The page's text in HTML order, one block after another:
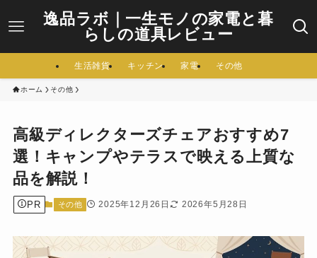
逸品ラボ｜一生モノの家電と暮
らしの道具レビュー
生活雑貨 キッチン 家電 その他
ホーム その他
高級ディレクターズチェアおすすめ7
選！キャンプやテラスで映える上質な
品を解説！
PR その他 2025年12月26日 2026年5月28日